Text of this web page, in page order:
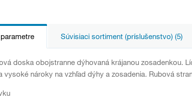
Súvisiaci sortiment (príslušenstvo) (5)
doska obojstranne dýhovaná krájanou zosadenkou.
vysoké nároky na vzhľad dýhy a zosadenia. Rubová